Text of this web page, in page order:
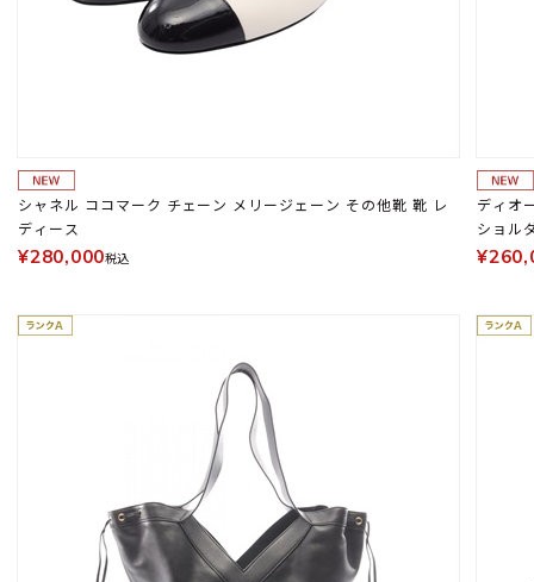
シャネル ココマーク チェーン メリージェーン その他靴 靴 レ
ディース
¥280,000税込
ディオ
ショル